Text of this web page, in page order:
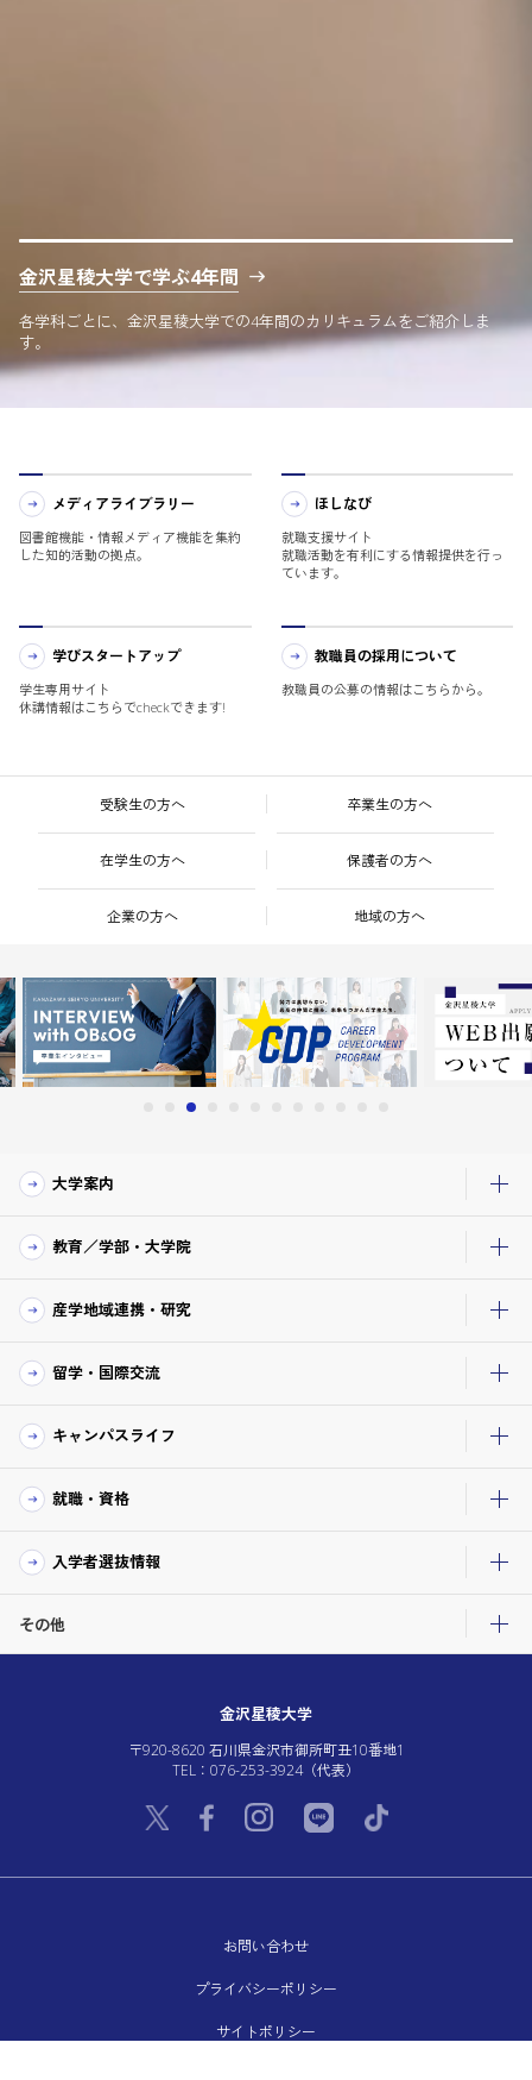
金沢星稜大学で学ぶ4年間
各学科ごとに、金沢星稜大学での4年間のカリキュラムをご紹介しま
す。
メディアライブラリー
図書館機能・情報メディア機能を集約
した知的活動の拠点。
ほしなび
就職支援サイト
就職活動を有利にする情報提供を行っ
ています。
学びスタートアップ
学生専用サイト
休講情報はこちらでcheckできます!
教職員の採用について
教職員の公募の情報はこちらから。
受験生の方へ 卒業生の方へ
在学生の方へ 保護者の方へ
企業の方へ 地域の方へ
大学案内
教育／学部・大学院
産学地域連携・研究
留学・国際交流
キャンパスライフ
就職・資格
入学者選抜情報
その他
金沢星稜大学
〒920-8620 石川県金沢市御所町丑10番地1
TEL：076-253-3924（代表）
お問い合わせ
プライバシーポリシー
サイトポリシー